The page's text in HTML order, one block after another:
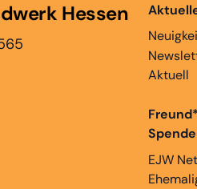
Hessen
Aktuell
EJW